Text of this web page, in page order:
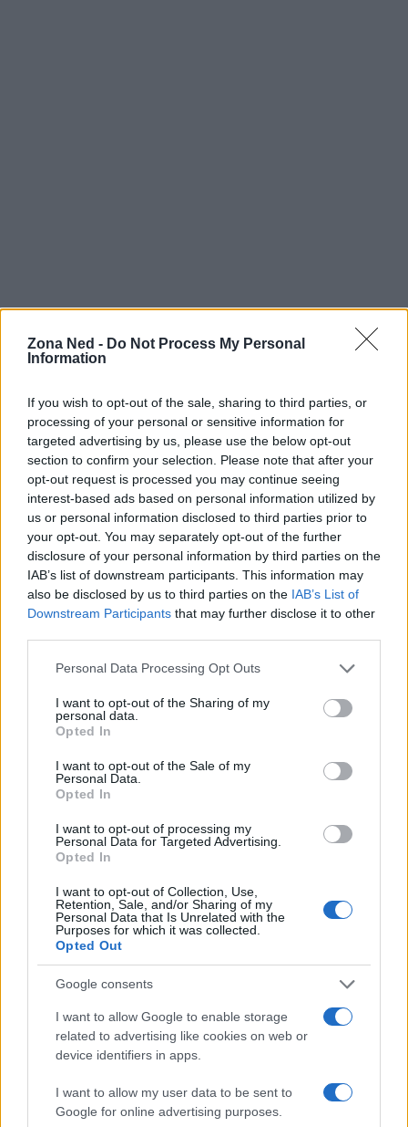
Zona Ned - Do Not Process My Personal
Information
If you wish to opt-out of the sale, sharing to third parties, or
processing of your personal or sensitive information for
targeted advertising by us, please use the below opt-out
section to confirm your selection. Please note that after your
opt-out request is processed you may continue seeing
interest-based ads based on personal information utilized by
us or personal information disclosed to third parties prior to
your opt-out. You may separately opt-out of the further
disclosure of your personal information by third parties on the
IAB’s list of downstream participants. This information may
also be disclosed by us to third parties on the IAB’s List of
Downstream Participants that may further disclose it to other
Please note that this website/app uses one or more Google
not limited to your visit or usage behaviour. You may click to
grant or deny consent to Google and its third-party tags to
use your data for below specified purposes in below Google
consent section.
Personal Data Processing Opt Outs
I want to opt-out of the Sharing of my
personal data.
Opted In
I want to opt-out of the Sale of my
Personal Data.
Opted In
I want to opt-out of processing my
Personal Data for Targeted Advertising.
Opted In
I want to opt-out of Collection, Use,
Retention, Sale, and/or Sharing of my
Personal Data that Is Unrelated with the
Purposes for which it was collected.
Opted Out
Google consents
I want to allow Google to enable storage
related to advertising like cookies on web or
device identifiers in apps.
I want to allow my user data to be sent to
Google for online advertising purposes.
AUTORE
Staff
Continua a leggere